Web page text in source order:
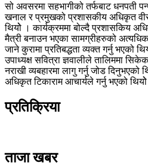
सो अवसरमा सहभागीको तर्फबाट धनपती
खनाल र प्रमुखको प्रशासकीय अधिकृत वीर
थियोे । कार्यक्रममा बोल्दै प्रशासकिय
मैत्री बनाउन भएका सामग्रीहरुको
जाने कुरामा प्रतिबद्धता व्यक्त गर्नु भएको
उपाध्यक्ष सवित्रा ज्ञवालीले तालिममा
नराखी व्यबहारमा लागु गर्नु जोड दिनुभएको
अधिकृत टिकाराम आचार्यले गर्नु भएको
प्रतिक्रिया
ताजा खबर